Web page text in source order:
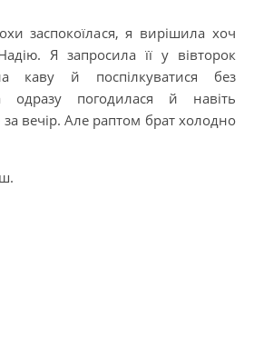
заспокоїлася, я вирішила хоч
Я запросила її у вівторок
каву й поспілкуватися без
одразу погодилася й навіть
вечір. Але раптом брат холодно